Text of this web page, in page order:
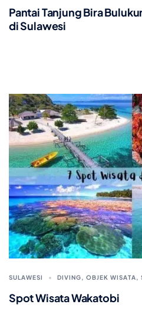
Pantai Tanjung Bira
di Sulawesi
SULAWESI DIVING, OBJEK WISATA,
Spot Wisata Wakatobi